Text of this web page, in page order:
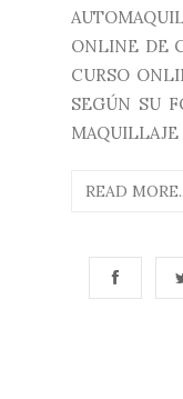
ONLINE DE
CURSO
SEGÚN SU
MAQUILLAJE
READ